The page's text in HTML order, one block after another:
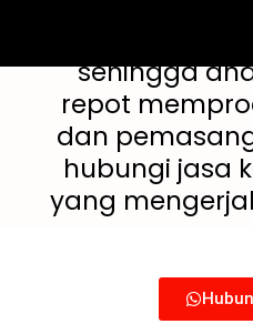
content
sehingga
repot
dan
hubungi jasa
yang